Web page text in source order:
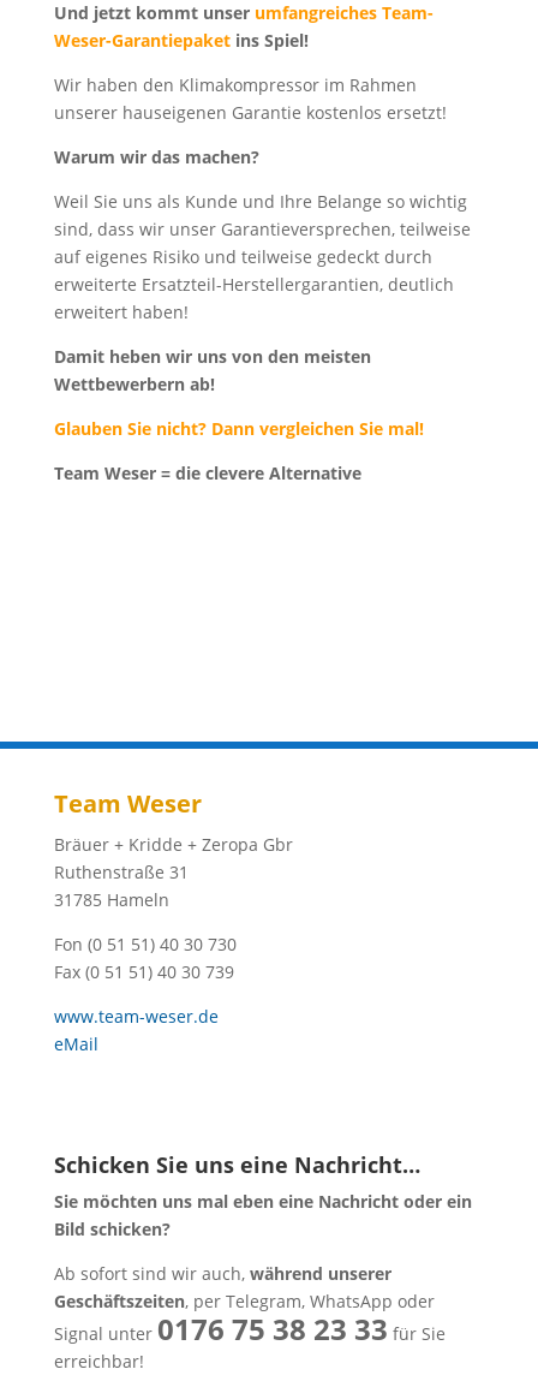
Und jetzt kommt unser umfangreiches Team-
Weser-Garantiepaket ins Spiel!
Wir haben den Klimakompressor im Rahmen
unserer hauseigenen Garantie kostenlos ersetzt!
Warum wir das machen?
Weil Sie uns als Kunde und Ihre Belange so wichtig
sind, dass wir unser Garantieversprechen, teilweise
auf eigenes Risiko und teilweise gedeckt durch
erweiterte Ersatzteil-Herstellergarantien, deutlich
erweitert haben!
Damit heben wir uns von den meisten
Wettbewerbern ab!
Glauben Sie nicht? Dann vergleichen Sie mal!
Team Weser = die clevere Alternative
Team Weser
Bräuer + Kridde + Zeropa Gbr
Ruthenstraße 31
31785 Hameln
Fon (0 51 51) 40 30 730
Fax (0 51 51) 40 30 739
www.team-weser.de
eMail
Schicken Sie uns eine Nachricht…
Sie möchten uns mal eben eine Nachricht oder ein
Bild schicken?
Ab sofort sind wir auch, während unserer
Geschäftszeiten, per Telegram, WhatsApp oder
Signal unter 0176 75 38 23 33 für Sie
erreichbar!